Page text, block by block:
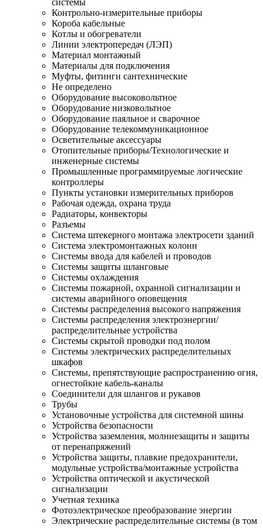
системы
Контрольно-измерительные приборы
Короба кабельные
Котлы и обогреватели
Линии электропередач (ЛЭП)
Материал монтажный
Материалы для подключения
Муфты, фитинги сантехнические
Не определено
Оборудование высоковольтное
Оборудование низковольтное
Оборудование паяльное и сварочное
Оборудование телекоммуникационное
Осветительные аксессуары
Отопительные приборы/Технологические и
инженерные системы
Промышленные программируемые логические
контроллеры
Пункты установки измерительных приборов
Рабочая одежда, охрана труда
Радиаторы, конвекторы
Разъемы
Система штекерного монтажа электросети зданий
Система электромонтажных колонн
Системы ввода для кабелей и проводов
Системы защиты шланговые
Системы охлаждения
Системы пожарной, охранной сигнализации и
системы аварийного оповещения
Системы распределения высокого напряжения
Системы распределения электроэнергии/
распределительные устройства
Системы скрытой проводки под полом
Системы электрических распределительных
шкафов
Системы, препятствующие распространению огня,
огнестойкие кабель-каналы
Соединители для шлангов и рукавов
Трубы
Установочные устройства для системной шины
Устройства безопасности
Устройства заземления, молниезащиты и защиты
от перенапряжений
Устройства защиты, плавкие предохранители,
модульные устройства/монтажные устройства
Устройства оптической и акустической
сигнализации
Учетная техника
Фотоэлектрическое преобразование энергии
Электрические распределительные системы (в том